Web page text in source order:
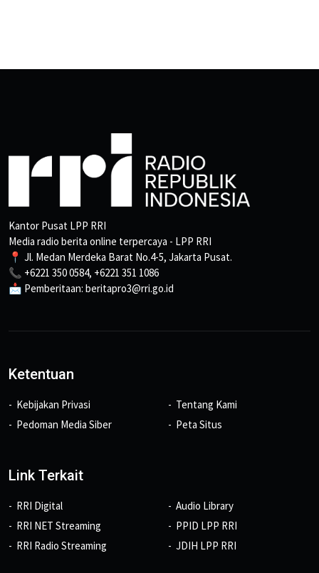
Kantor Pusat LPP RRI
Media radio berita online terpercaya - LPP RRI
📍 Jl. Medan Merdeka Barat No.4-5, Jakarta Pusat.
📞 +6221 350 0584, +6221 351 1086
📩 Pemberitaan: beritapro3@rri.go.id
Ketentuan
Kebijakan Privasi
Pedoman Media Siber
Tentang Kami
Peta Situs
Link Terkait
RRI Digital
RRI NET Streaming
RRI Radio Streaming
Audio Library
PPID LPP RRI
JDIH LPP RRI